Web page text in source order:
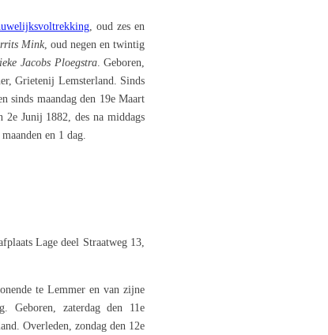
, oud zes en
Mink, oud negen en twintig
Jacobs Ploegstra. Geboren,
Grietenij Lemsterland. Sinds
sinds maandag den 19e Maart
2e Junij 1882, des na middags
en 1 dag.
Lage deel Straatweg 13,
te Lemmer en van zijne
Geboren, zaterdag den 11e
Overleden, zondag den 12e